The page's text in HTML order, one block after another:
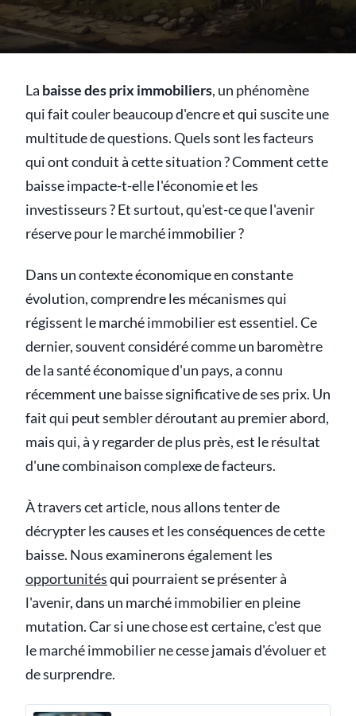
La baisse des prix immobiliers, un phénomène
qui fait couler beaucoup d'encre et qui suscite une
multitude de questions. Quels sont les facteurs
qui ont conduit à cette situation ? Comment cette
baisse impacte-t-elle l'économie et les
investisseurs ? Et surtout, qu'est-ce que l'avenir
réserve pour le marché immobilier ?
Dans un contexte économique en constante
évolution, comprendre les mécanismes qui
régissent le marché immobilier est essentiel. Ce
dernier, souvent considéré comme un baromètre
de la santé économique d'un pays, a connu
récemment une baisse significative de ses prix. Un
fait qui peut sembler déroutant au premier abord,
mais qui, à y regarder de plus près, est le résultat
d'une combinaison complexe de facteurs.
À travers cet article, nous allons tenter de
décrypter les causes et les conséquences de cette
baisse. Nous examinerons également les
opportunitésqui pourraient se présenter à
l'avenir, dans un marché immobilier en pleine
mutation. Car si une chose est certaine, c'est que
le marché immobilier ne cesse jamais d'évoluer et
de surprendre.